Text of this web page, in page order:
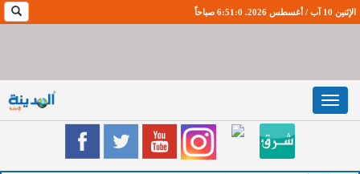
الإثنين 10 آب / أغسطس 2026. 6:51:1 صباحاً
Toggle
navigation